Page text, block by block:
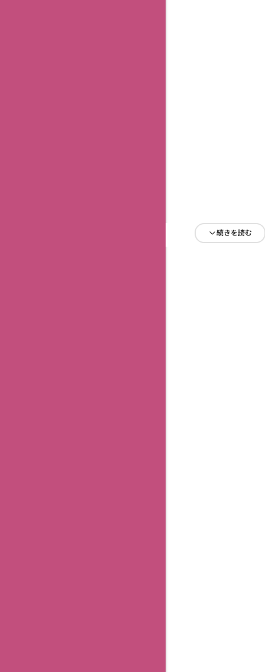
続きを読む
続きを読む
続きを読む
続きを読む
続きを読む
続きを読む
続きを読む
続きを読む
続きを読む
続きを読む
続きを読む
続きを読む
続きを読む
続きを読む
続きを読む
続きを読む
続きを読む
続きを読む
続きを読む
続きを読む